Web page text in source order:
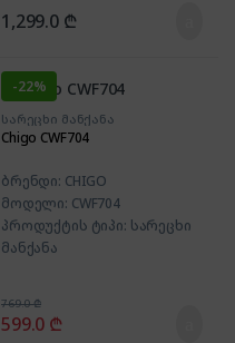
1,299.0 ₾
-22%
სარეცხი მანქანა
Chigo CWF704
ბრენდი: CHIGO
მოდელი: CWF704
პროდუქტის ტიპი: სარეცხი
მანქანა
კგ
599.0 ₾
769.0₾